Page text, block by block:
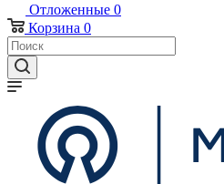
Отложенные 0
Корзина 0